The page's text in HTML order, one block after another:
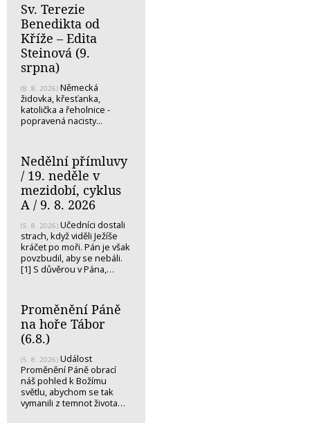
Sv. Terezie
Benedikta od
Kříže – Edita
Steinová (9.
srpna)
(8. 8. 2026) Německá
židovka, křesťanka,
katolička a řeholnice -
popravená nacisty...
Nedělní přímluvy
/ 19. neděle v
mezidobí, cyklus
A / 9. 8. 2026
(5. 8. 2026) Učedníci dostali
strach, když viděli Ježíše
kráčet po moři. Pán je však
povzbudil, aby se nebáli.
[1] S důvěrou v Pána,…
Proměnění Páně
na hoře Tábor
(6.8.)
(5. 8. 2026) Událost
Proměnění Páně obrací
náš pohled k Božímu
světlu, abychom se tak
vymanili z temnot života…